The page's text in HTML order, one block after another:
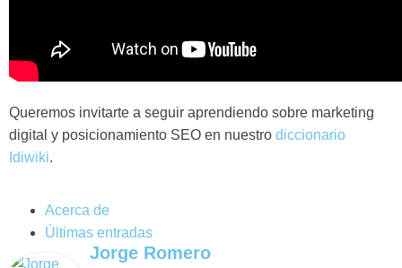
Queremos invitarte a seguir aprendiendo sobre marketing
digital y posicionamiento SEO en nuestro diccionario
Idiwiki.
Acerca de
Últimas entradas
Jorge Romero